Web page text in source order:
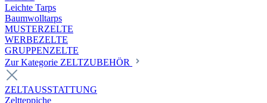
Leichte Tarps
Baumwolltarps
MUSTERZELTE
WERBEZELTE
GRUPPENZELTE
Zur Kategorie ZELTZUBEHÖR
ZELTAUSSTATTUNG
Zeltteppiche